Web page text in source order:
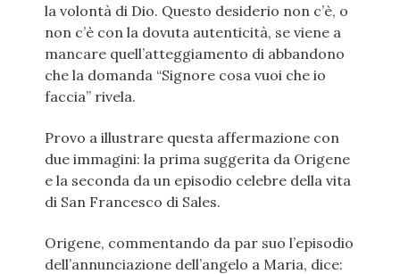
la volontà di Dio. Questo desiderio non c’è, o
non c’è con la dovuta autenticità, se viene a
mancare quell’atteggiamento di abbandono
che la domanda “Signore cosa vuoi che io
faccia” rivela.
Provo a illustrare questa affermazione con
due immagini: la prima suggerita da Origene
e la seconda da un episodio celebre della vita
di San Francesco di Sales.
Origene, commentando da par suo l’episodio
dell’annunciazione dell’angelo a Maria, dice: